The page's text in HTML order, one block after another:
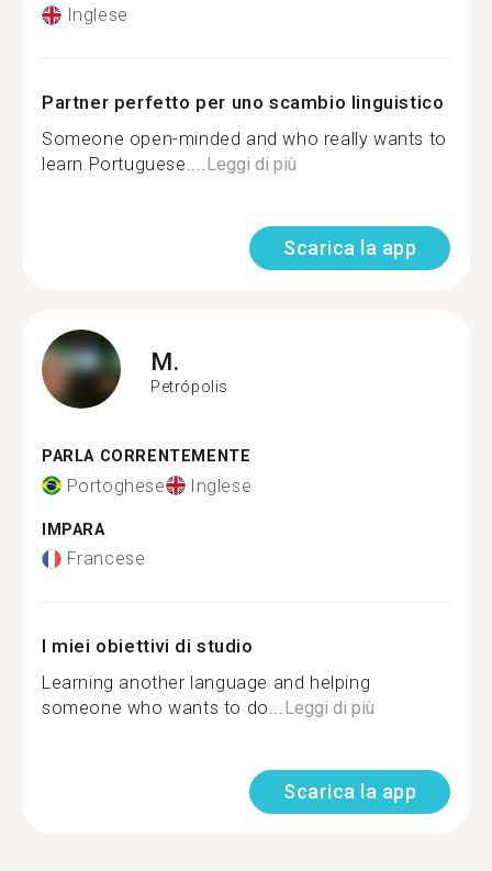
Inglese
Partner perfetto per uno scambio linguistico
Someone open-minded and who really wants to
learn Portuguese....Leggi di più
Scarica la app
M.
Petrópolis
PARLA CORRENTEMENTE
Portoghese Inglese
IMPARA
Francese
I miei obiettivi di studio
Learning another language and helping
someone who wants to do...Leggi di più
Scarica la app